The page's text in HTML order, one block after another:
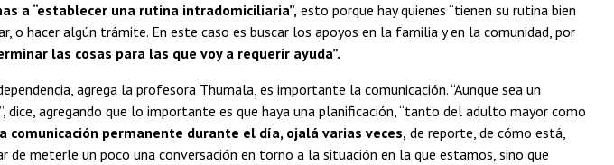
a “establecer una rutina intradomiciliaria”,esto porque hay quienes “tienen su rutina bien
o hacer algún trámite. En este caso es buscar los apoyos en la familia y en la comunidad, por
las cosas para las que voy a requerir ayuda”.
agrega la profesora Thumala, es importante la comunicación. “Aunque sea un
agregando que lo importante es que haya una planificación, “tanto del adulto mayor como
comunicación permanente durante el día, ojalá varias veces,de reporte, de cómo está,
meterle un poco una conversación en torno a la situación en la que estamos, sino que